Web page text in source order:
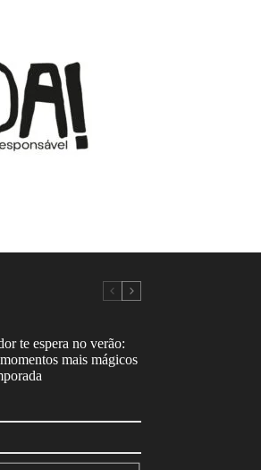
te espera no verão:
mais mágicos